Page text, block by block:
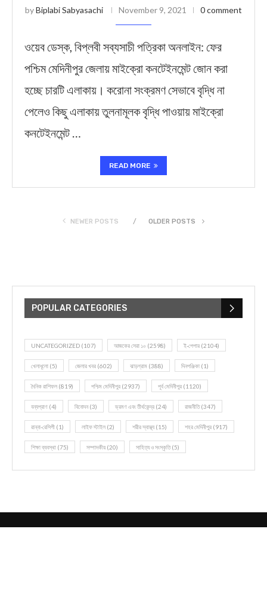
byBiplabi Sabyasachi November 9, 2021 0 comment
ওয়েব ডেস্ক, বিপ্লবী সব্যসাচী পত্রিকা অনলাইন: ফের
পশ্চিম মেদিনীপুর জেলায় মাইক্রো কনটেইনমেন্ট জোন করা
হচ্ছে চারটি এলাকায়। করোনা সংক্রমণ সেভাবে বৃদ্ধি না
পেলেও কিছু এলাকায় তুলনামূলক বৃদ্ধি পাওয়ায় মাইক্রো
কনটেইনমেন্ট …
READ MORE
NEWER POSTS OLDER POSTS
POPULAR CATEGORIES
UNCATEGORIZED (107) আজকের সেরা ১০ (2598) ই-পেপার (2104)
খেলাধূলো (5) জেলার খবর (602) ঝাড়গ্রাম (388) দিনপঞ্জিকা (1)
দৈনিক রাশিফল (819) পশ্চিম মেদিনীপুর (2937) পূর্ব মেদিনীপুর (1120)
বন্যপ্রাণ (4) বিনোদন(3) ভ্রমণ এবং তীর্থকেন্দ্র (24) রাজনীতি(347)
রান্না-রেসিপী (1) লাইফ স্টাইল (2) শরীর স্বাস্থ্য (15) শহর মেদিনীপুর (917)
শিক্ষা ব্যবস্থা (75) সম্পাদকীয় (20) সাহিত্য ও সংস্কৃতি(5)